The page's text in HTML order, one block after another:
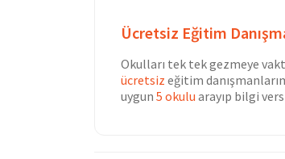
Ücretsiz Eğitim
Okulları tek tek gezmeye
ücretsiz eğitim
uygun 5 okulu arayıp bilgi